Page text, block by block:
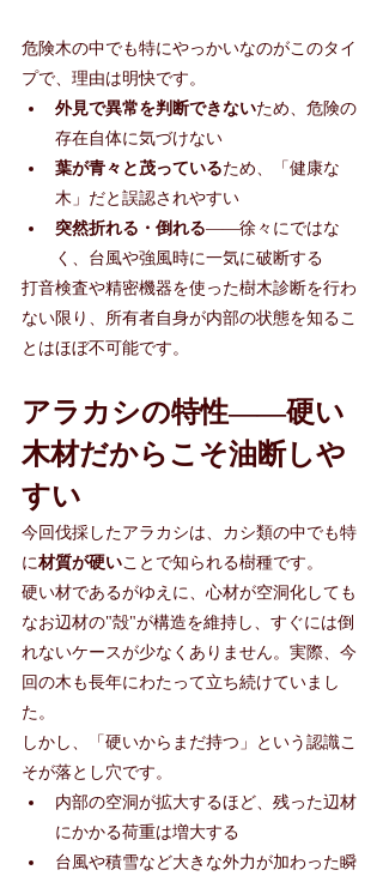
危険木の中でも特にやっかいなのがこのタイ
プで、理由は明快です。
外見で異常を判断できないため、危険の
存在自体に気づけない
葉が青々と茂っているため、「健康な
木」だと誤認されやすい
突然折れる・倒れる——徐々にではな
く、台風や強風時に一気に破断する
打音検査や精密機器を使った樹木診断を行わ
ない限り、所有者自身が内部の状態を知るこ
とはほぼ不可能です。
アラカシの特性——硬い
木材だからこそ油断しや
すい
今回伐採したアラカシは、カシ類の中でも特
に材質が硬いことで知られる樹種です。
硬い材であるがゆえに、心材が空洞化しても
なお辺材の"殻"が構造を維持し、すぐには倒
れないケースが少なくありません。実際、今
回の木も長年にわたって立ち続けていまし
た。
しかし、「硬いからまだ持つ」という認識こ
そが落とし穴です。
内部の空洞が拡大するほど、残った辺材
にかかる荷重は増大する
台風や積雪など大きな外力が加わった瞬